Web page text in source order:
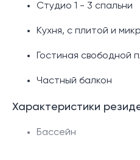
Студио 1 - 3 спальни
Кухня, с плитой и
Гостиная свободной
Частный балкон
Характеристики
Бассейн